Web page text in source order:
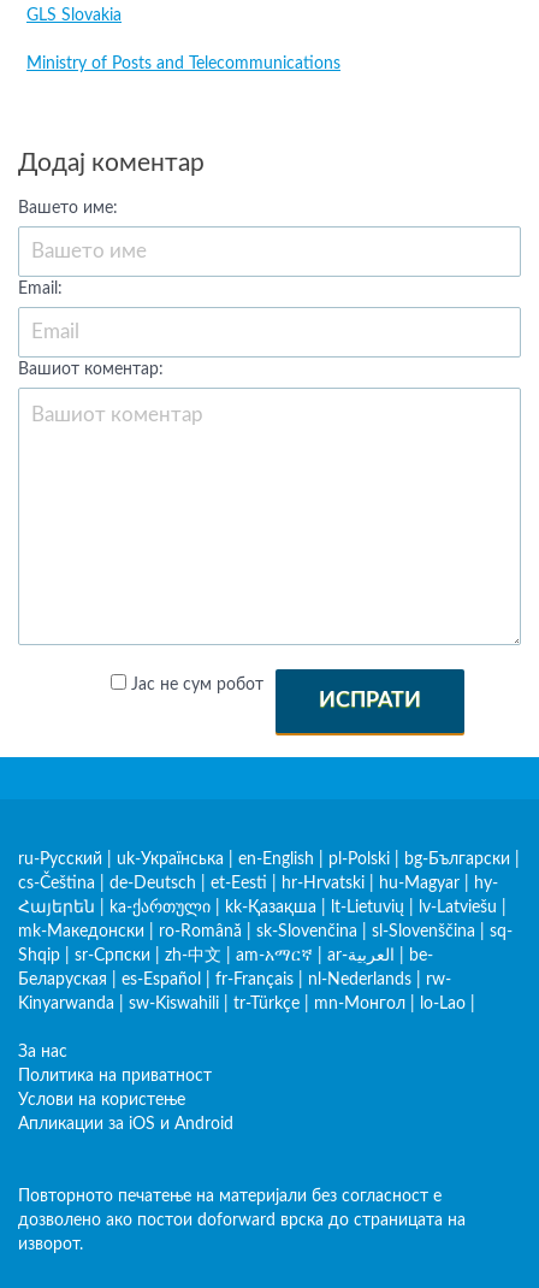
GLS Slovakia
Ministry of Posts and Telecommunications
Додај коментар
Вашето име:
Email:
Вашиот коментар:
Јас не сум робот
ИСПРАТИ
ru-Русский uk-Українська en-English pl-Polski bg-Български
cs-Čeština
de-Deutsch et-Eesti hr-Hrvatski hu-Magyar
hy-
Հայերեն
ka-ქართული kk-Қазақша lt-Lietuvių lv-Latviešu
mk-Македонски
ro-Română sk-Slovenčina sl-Slovenščina
sq-
Shqip
sr-Српски zh-中文 am-አማርኛ ar-العربية
be-
Беларуская
es-Español fr-Français nl-Nederlands
rw-
Kinyarwanda
sw-Kiswahili tr-Türkçe mn-Монгол lo-Lao
За нас
Политика на приватност
Услови на користење
Апликации за iOS и Android
Повторното печатење на материјали без согласност е
дозволено ако постои doforward врска до страницата на
изворот.